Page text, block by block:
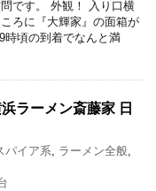
です。 外観！ 入り口横
ろに『大輝家』の面箱が
時頃の到着でなんと満
ラーメン斎藤家 日
パイア系, ラーメン全般,